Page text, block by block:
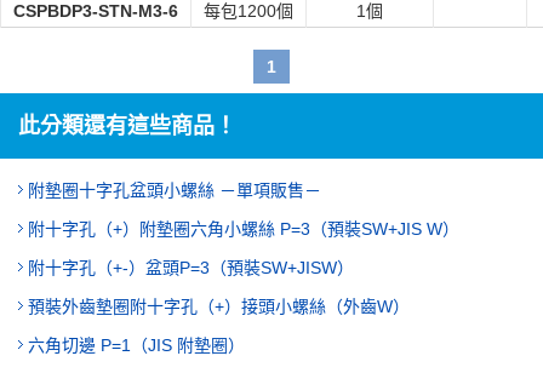
CSPBDP3-STN-M3-6
每包1200個 1個
1
此分類還有這些商品！
附墊圈十字孔盆頭小螺絲 －單項販售－
附十字孔（+）附墊圈六角小螺絲 P=3（預裝SW+JIS W）
附十字孔（+-）盆頭P=3（預裝SW+JISW）
預裝外齒墊圈附十字孔（+）接頭小螺絲（外齒W）
六角切邊 P=1（JIS 附墊圈）